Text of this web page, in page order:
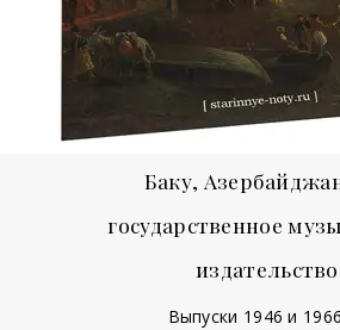
Баку,
государственное
издательство
Выпуски 1946 и